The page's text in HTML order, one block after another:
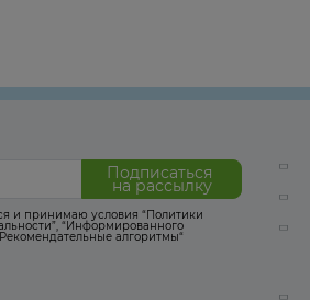
Подписаться
на рассылку
и принимаю условия “Политики
, “Информированного
алгоритмы“